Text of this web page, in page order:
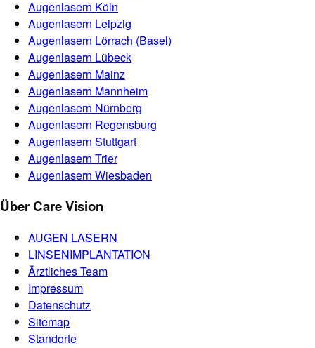
Augenlasern Köln
Augenlasern Leipzig
Augenlasern Lörrach (Basel)
Augenlasern Lübeck
Augenlasern Mainz
Augenlasern Mannheim
Augenlasern Nürnberg
Augenlasern Regensburg
Augenlasern Stuttgart
Augenlasern Trier
Augenlasern Wiesbaden
Über Care Vision
AUGEN LASERN
LINSENIMPLANTATION
Ärztliches Team
Impressum
Datenschutz
Sitemap
Standorte